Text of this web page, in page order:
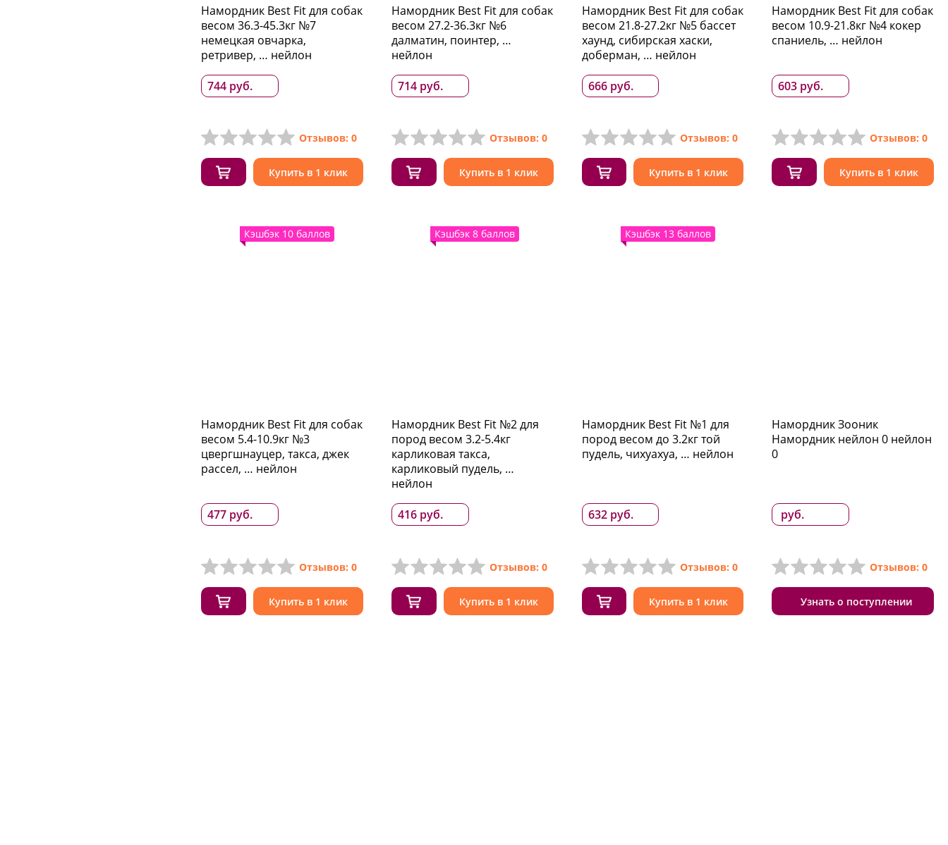
Намордник Best Fit для собак
весом 36.3-45.3кг №7
немецкая овчарка,
ретривер, … нейлон
744 руб.
Отзывов: 0
Купить в 1 клик
Намордник Best Fit для собак
весом 27.2-36.3кг №6
далматин, поинтер, …
нейлон
714 руб.
Отзывов: 0
Купить в 1 клик
Намордник Best Fit для собак
весом 21.8-27.2кг №5 бассет
хаунд, сибирская хаски,
доберман, … нейлон
666 руб.
Отзывов: 0
Купить в 1 клик
Намордник Best Fit для собак
весом 10.9-21.8кг №4 кокер
спаниель, … нейлон
603 руб.
Отзывов: 0
Купить в 1 клик
Кэшбэк 10 баллов
Намордник Best Fit для собак
весом 5.4-10.9кг №3
цвергшнауцер, такса, джек
рассел, … нейлон
477 руб.
Отзывов: 0
Купить в 1 клик
Кэшбэк 8 баллов
Намордник Best Fit №2 для
пород весом 3.2-5.4кг
карликовая такса,
карликовый пудель, …
нейлон
416 руб.
Отзывов: 0
Купить в 1 клик
Кэшбэк 13 баллов
Намордник Best Fit №1 для
пород весом до 3.2кг той
пудель, чихуахуа, … нейлон
632 руб.
Отзывов: 0
Купить в 1 клик
Намордник Зооник
Намордник нейлон 0 нейлон
0
руб.
Отзывов: 0
Узнать о поступлении